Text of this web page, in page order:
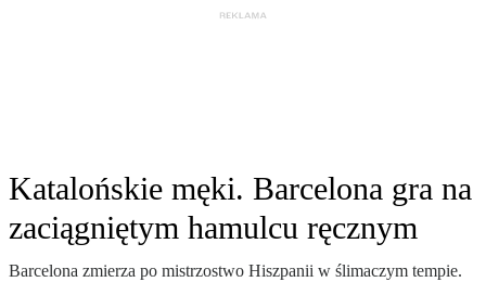
Katalońskie męki. Barcelona gra na
zaciągniętym hamulcu ręcznym
Barcelona zmierza po mistrzostwo Hiszpanii w ślimaczym tempie.